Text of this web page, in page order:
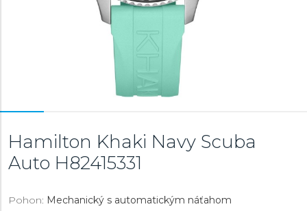
Hamilton Khaki Navy Scuba
Auto H82415331
Pohon: Mechanický s automatickým náťahom